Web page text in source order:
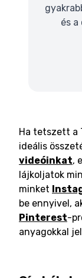
és
Ha tetszett a
ideális
videóinkat,
lájkoljatok
minket
be ennyivel,
Pinterest-
anyagokkal